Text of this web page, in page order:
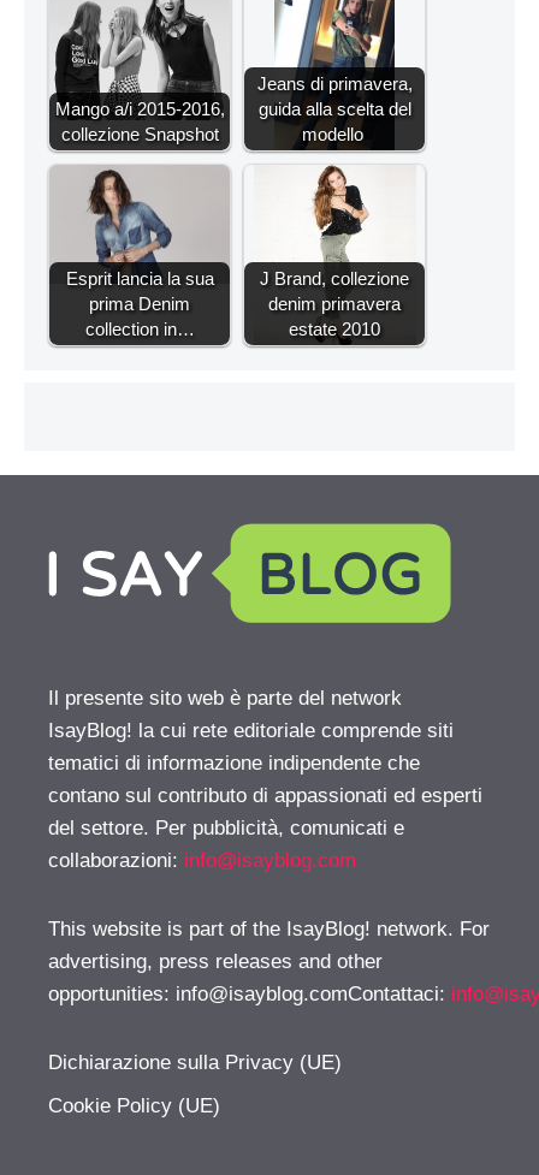
Mango a/i 2015-2016,
collezione Snapshot
Jeans di primavera,
guida alla scelta del
modello
Esprit lancia la sua
prima Denim
collection in…
J Brand, collezione
denim primavera
estate 2010
Il presente sito web è parte del network
IsayBlog! la cui rete editoriale comprende siti
tematici di informazione indipendente che
contano sul contributo di appassionati ed esperti
del settore. Per pubblicità, comunicati e
collaborazioni: info@isayblog.com
This website is part of the IsayBlog! network. For
advertising, press releases and other
opportunities: info@isayblog.comContattaci:
Dichiarazione sulla Privacy (UE)
Cookie Policy (UE)